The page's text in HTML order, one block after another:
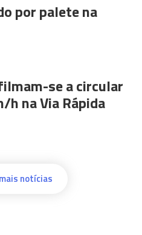
por palete na
se a circular
h na Via Rápida
notícias